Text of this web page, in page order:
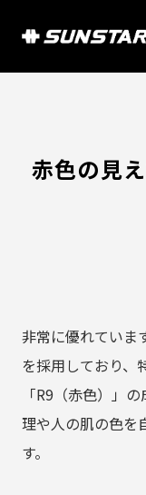
赤色の見
非常に優れていま
を採用しており、
「R9（赤色）」
理や人の肌の色を
す。